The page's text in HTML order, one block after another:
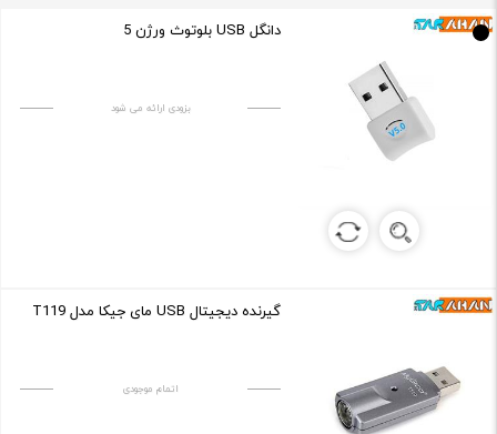
دانگل USB بلوتوث ورژن 5
بزودی ارائه می شود
گیرنده دیجیتال USB مای جیکا مدل T119
اتمام موجودی